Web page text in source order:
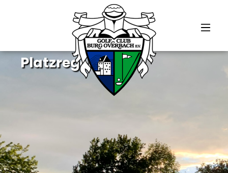
Lokale Besonderheiten
Platzregeln